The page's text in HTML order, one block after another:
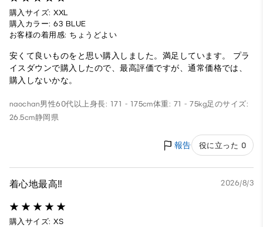
購入サイズ: XXL
購入カラー: 63 BLUE
お客様の着用感: ちょうどよい
安くて良いものをと思い購入しました。満足しています。 プラ
イスダウンで購入したので、最高評価ですが、通常価格では、
購入しないかな。
naochan男性60代以上身長: 171 - 175cm体重: 71 - 75kg足のサイズ:
26.5cm静岡県
報告 役に立った 0
着心地最高‼️ 2026/8/3
購入サイズ: XS